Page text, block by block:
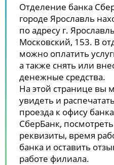
Отделение банка
городе Ярославль
по адресу г.
Московский, 153. В
можно оплатить
а также снять или
денежные средства.
На этой странице вы
увидеть и
проезда к офису банка
СберБанк, посмотреть
реквизиты, время
банка и оставить
работе филиала.